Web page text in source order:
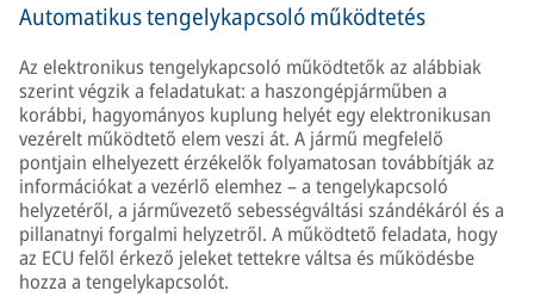
Automatikus tengelykapcsoló működtetés
Az elektronikus tengelykapcsoló működtetők az alábbiak
szerint végzik a feladatukat: a haszongépjárműben a
korábbi, hagyományos kuplung helyét egy elektronikusan
vezérelt működtető elem veszi át. A jármű megfelelő
pontjain elhelyezett érzékelők folyamatosan továbbítják az
információkat a vezérlő elemhez – a tengelykapcsoló
helyzetéről, a járművezető sebességváltási szándékáról és a
pillanatnyi forgalmi helyzetről. A működtető feladata, hogy
az ECU felől érkező jeleket tettekre váltsa és működésbe
hozza a tengelykapcsolót.